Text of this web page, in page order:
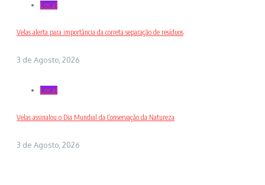
Local
Velas alerta para importância da correta separação de resíduos
3 de Agosto, 2026
Local
Velas assinalou o Dia Mundial da Conservação da Natureza
3 de Agosto, 2026